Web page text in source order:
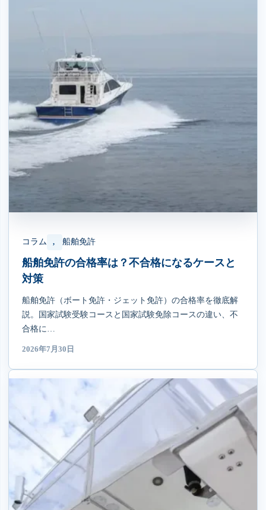
コラム , 船舶免許
船舶免許の合格率は？不合格になるケースと
対策
船舶免許（ボート免許・ジェット免許）の合格率を徹底解
説。国家試験受験コースと国家試験免除コースの違い、不
合格に…
2026年7月30日